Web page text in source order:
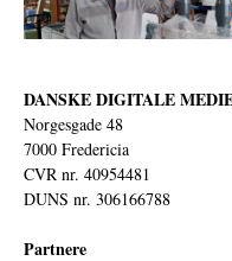
DANSKE DIGITALE
Norgesgade 48
7000 Fredericia
CVR nr. 40954481
DUNS nr. 306166788
Partnere